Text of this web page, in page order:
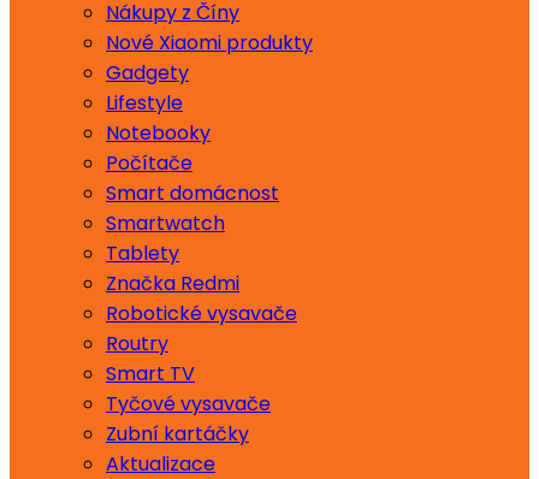
Nákupy z Číny
Nové Xiaomi produkty
Gadgety
Lifestyle
Notebooky
Počítače
Smart domácnost
Smartwatch
Tablety
Značka Redmi
Robotické vysavače
Routry
Smart TV
Tyčové vysavače
Zubní kartáčky
Aktualizace